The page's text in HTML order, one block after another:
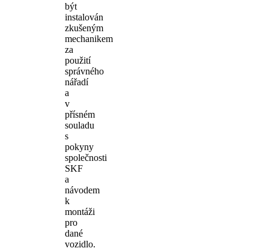
být
instalován
zkušeným
mechanikem
za
použití
správného
nářadí
a
v
přísném
souladu
s
pokyny
společnosti
SKF
a
návodem
k
montáži
pro
dané
vozidlo.